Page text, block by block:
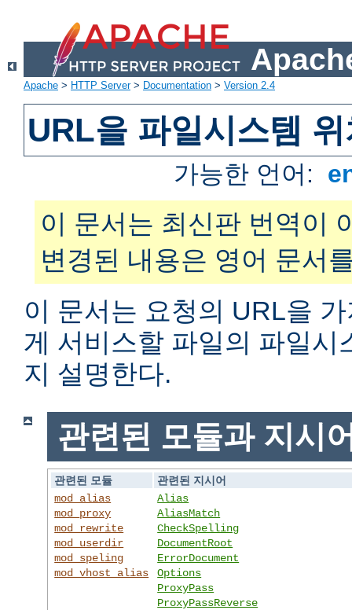
Apache > HTTP Server> Documentation > Version 2.4
URL을 파일시스템
가능한 언어:
이 문서는 최신판 번역이
변경된 내용은 영어 문서
이 문서는 요청의 URL을
게 서비스할 파일의 파일시
지 설명한다.
관련된 모듈과 지시
관련된 모듈
관련된 지시어
mod_alias
mod_proxy
mod_rewrite
mod_userdir
mod_speling
mod_vhost_alias
Alias
AliasMatch
CheckSpelling
DocumentRoot
ErrorDocument
Options
ProxyPass
ProxyPassReverse